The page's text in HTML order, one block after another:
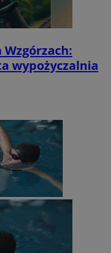
wypożyczalnia